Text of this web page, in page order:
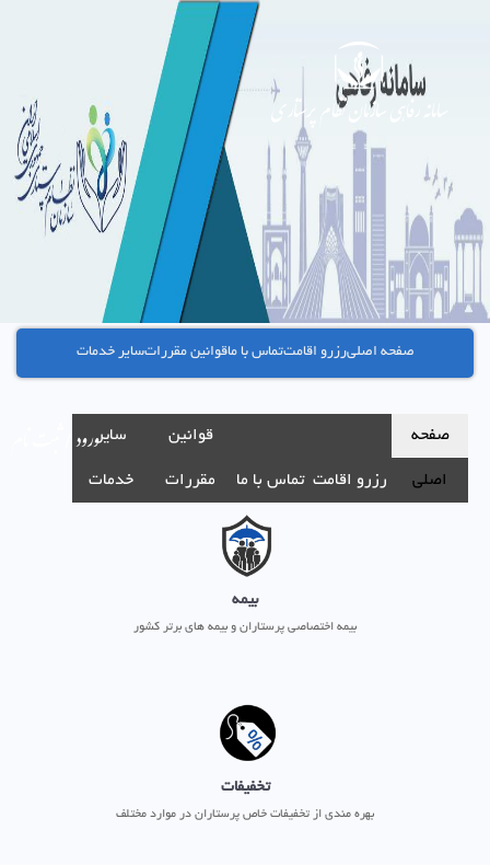
سامانه رفاهی سازمان نظام پرستاری
صفحه
اصلی رزرو اقامت تماس با ما
قوانین
مقررات
سایر
خدمات
ورود / ثبت نام
صفحه اصلیرزرو اقامتتماس با ماقوانین مقرراتسایر خدمات
بیمه
بیمه اختصاصی پرستاران و بیمه های برتر کشور
تخفیفات
بهره مندی از تخفیفات خاص پرستاران در موارد مختلف